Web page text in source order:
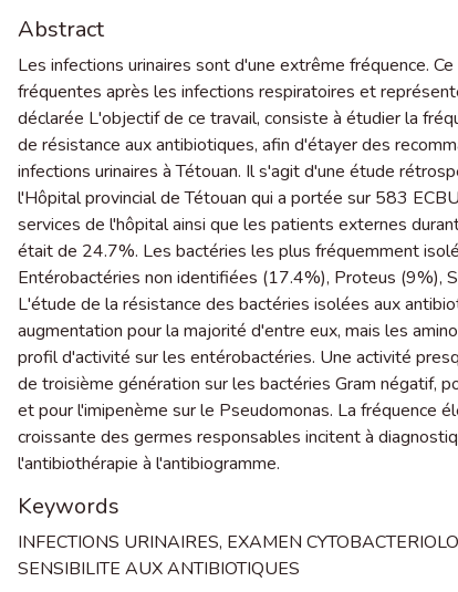
Abstract
Les infections urinaires sont d'une extrême fréquence.
fréquentes après les infections respiratoires et
déclarée L'objectif de ce travail, consiste à étudier la
de résistance aux antibiotiques, afin d'étayer des
infections urinaires à Tétouan. Il s'agit d'une étude
l'Hôpital provincial de Tétouan qui a portée sur 583
services de l'hôpital ainsi que les patients externes
était de 24.7%. Les bactéries les plus fréquemment
Entérobactéries non identifiées (17.4%), Proteus (9%),
L'étude de la résistance des bactéries isolées aux
augmentation pour la majorité d'entre eux, mais les
profil d'activité sur les entérobactéries. Une activité
de troisième génération sur les bactéries Gram négatif,
et pour l'imipenème sur le Pseudomonas. La fréquence
croissante des germes responsables incitent à
l'antibiothérapie à l'antibiogramme.
Keywords
INFECTIONS URINAIRES, EXAMEN
SENSIBILITE AUX ANTIBIOTIQUES